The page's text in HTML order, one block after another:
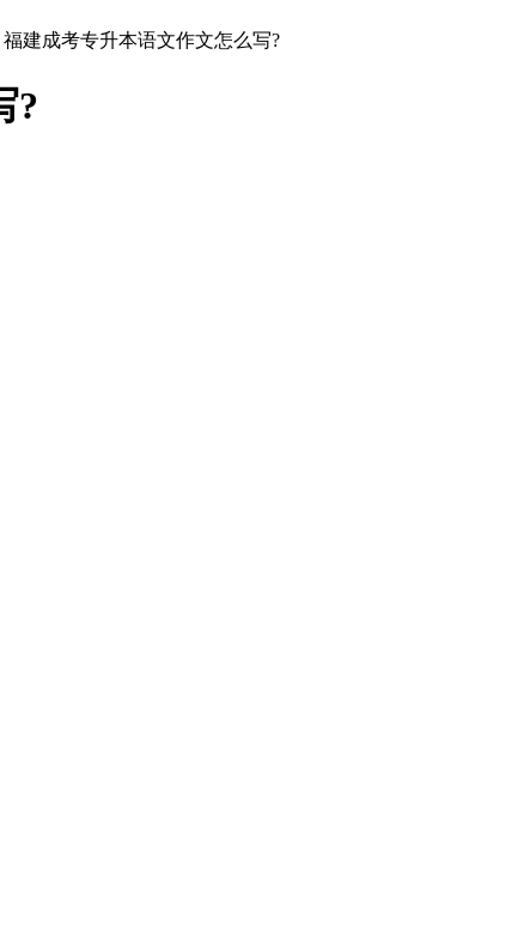
福建成考专升本语文作文怎么写?
?